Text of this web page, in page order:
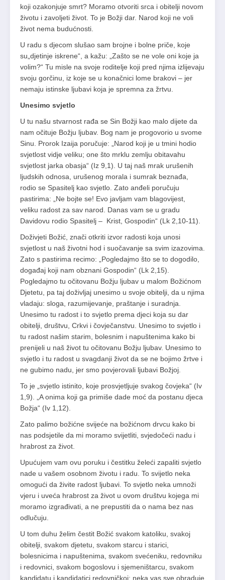
koji ozakonjuje smrt? Moramo otvoriti srca i obitelji novom
životu i zavoljeti život. To je Božji dar. Narod koji ne voli
život nema budućnosti.
U radu s djecom slušao sam brojne i bolne priče, koje
su„djetinje iskrene“, a kažu: „Zašto se ne vole oni koje ja
volim?“ Tu misle na svoje roditelje koji pred njima izlijevaju
svoju gorčinu, iz koje se u konačnici lome brakovi – jer
nemaju istinske ljubavi koja je spremna za žrtvu.
Unesimo svjetlo
U tu našu stvarnost rađa se Sin Božji kao malo dijete da
nam očituje Božju ljubav. Bog nam je progovorio u svome
Sinu. Prorok Izaija poručuje: „Narod koji je u tmini hodio
svjetlost vidje veliku; one što mrklu zemlju obitavahu
svjetlost jarka obasja“ (Iz 9,1). U taj naš mrak urušenih
ljudskih odnosa, urušenog morala i sumrak beznađa,
rodio se Spasitelj kao svjetlo. Zato anđeli poručuju
pastirima: „Ne bojte se! Evo javljam vam blagovijest,
veliku radost za sav narod. Danas vam se u gradu
Davidovu rodio Spasitelj – Krist, Gospodin“ (Lk 2,10-11).
Doživjeti Božić, znači otkriti izvor radosti koja unosi
svjetlost u naš životni hod i suočavanje sa svim izazovima.
Zato s pastirima recimo: „Pogledajmo što se to dogodilo,
događaj koji nam obznani Gospodin“ (Lk 2,15).
Pogledajmo tu očitovanu Božju ljubav u malom Božićnom
Djetetu, pa taj doživljaj unesimo u svoje obitelji, da u njima
vladaju: sloga, razumijevanje, praštanje i suradnja.
Unesimo tu radost i to svjetlo prema djeci koja su dar
obitelji, društvu, Crkvi i čovječanstvu. Unesimo to svjetlo i
tu radost našim starim, bolesnim i napuštenima kako bi
prenijeli u naš život tu očitovanu Božju ljubav. Unesimo to
svjetlo i tu radost u svagdanji život da se ne bojimo žrtve i
ne gubimo nadu, jer smo povjerovali ljubavi Božjoj.
To je „svjetlo istinito, koje prosvjetljuje svakog čovjeka“ (Iv
1,9). „A onima koji ga primiše dade moć da postanu djeca
Božja“ (Iv 1,12).
Zato palimo božićne svijeće na božićnom drvcu kako bi
nas podsjetile da mi moramo svijetliti, svjedočeći nadu i
hrabrost za život.
Upućujem vam ovu poruku i čestitku želeći zapaliti svjetlo
nade u vašem osobnom životu i radu. To svijetlo neka
omogući da živite radost ljubavi. To svjetlo neka umnoži
vjeru i uveća hrabrost za život u ovom društvu kojega mi
moramo izgrađivati, a ne prepustiti da o nama bez nas
odlučuju.
U tom duhu želim čestit Božić svakom katoliku, svakoj
obitelji, svakom djetetu, svakom starcu i starici,
bolesnicima i napuštenima, svakom svećeniku, redovniku
i redovnici, svakom bogoslovu i sjemeništarcu, svakom
kandidatu i kandidatici redovničkoj: neka vas sve obraduje